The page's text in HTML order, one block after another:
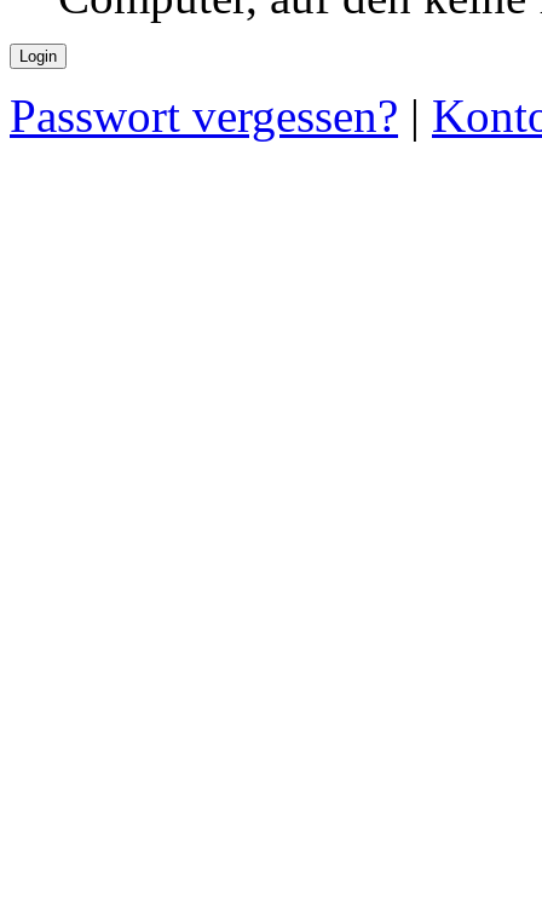
Passwort vergessen? |